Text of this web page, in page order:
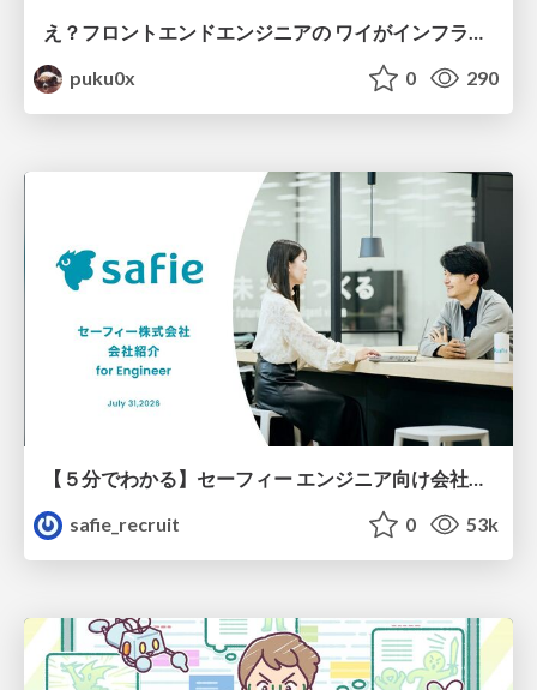
え？フロントエンドエンジニアの ワイがインフラも！？
puku0x
0 290
【５分でわかる】セーフィー エンジニア向け会社紹介
safie_recruit
0 53k